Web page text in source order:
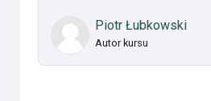
Piotr Łubkowski
Autor kursu